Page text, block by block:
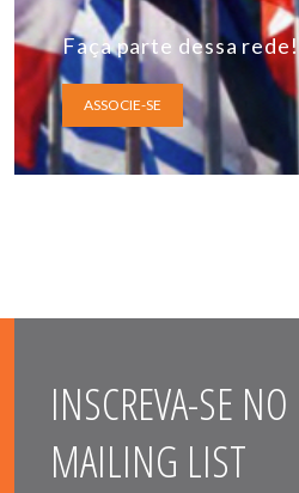
Faça parte dessa rede!
ASSOCIE-SE
INSCREVA-SE
MAILING LIST